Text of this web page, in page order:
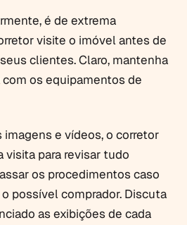
é de extrema
visite o imóvel antes de
clientes. Claro, mantenha
os equipamentos de
imagens e vídeos, o corretor
visita para revisar tudo
os procedimentos caso
possível comprador. Discuta
as exibições de cada